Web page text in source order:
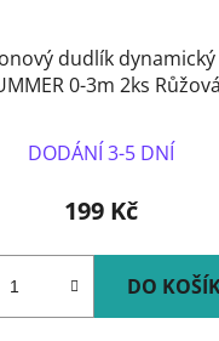
dudlík dynamický
0-3m 2ks
DODÁNÍ 3-5 DNÍ
199 Kč
DO